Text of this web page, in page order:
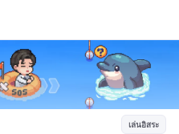
เล่นอิสระ